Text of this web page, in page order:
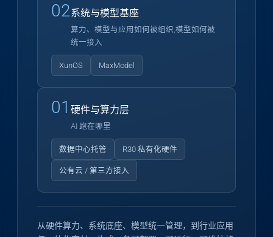
02系统与模型基座
算力、模型与应用如何被组织,模型如何被
统一接入
XunOS MaxModel
01 硬件与算力层
AI 跑在哪里
数据中心托管 R30 私有化硬件
公有云 / 第三方接入
从硬件算力、系统底座、模型统一管理，到行业应用